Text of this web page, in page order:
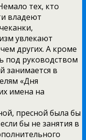
тех, кто
владеют
увлекают
других. А кроме
под руководством
занимается в
«Дня
имена на
пресной была бы
бы не занятия в